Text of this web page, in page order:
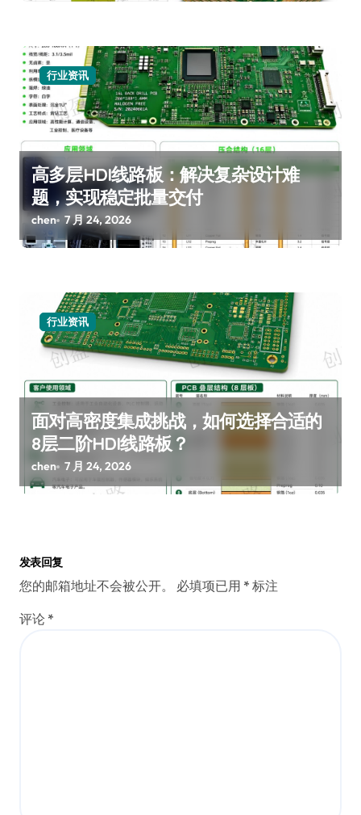
行业资讯
高多层HDI线路板：解决复杂设计难
题，实现稳定批量交付
chen 7 月 24, 2026
行业资讯
面对高密度集成挑战，如何选择合适的
8层二阶HDI线路板？
chen 7 月 24, 2026
发表回复
您的邮箱地址不会被公开。 必填项已用 * 标注
评论 *